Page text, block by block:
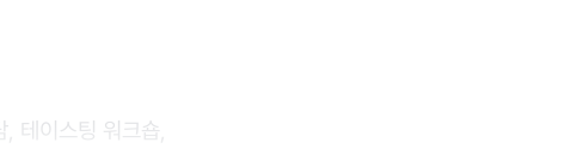
테이스팅 워크숍,